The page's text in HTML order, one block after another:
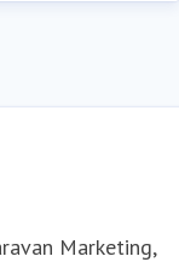
Marketing,